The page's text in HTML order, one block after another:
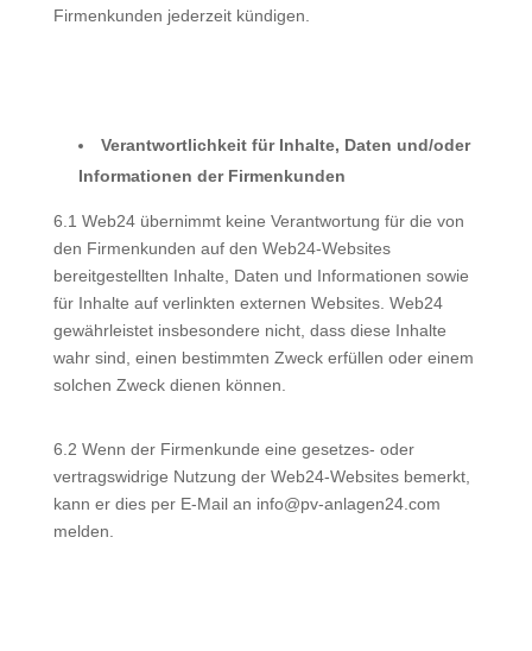
Firmenkunden jederzeit kündigen.
Verantwortlichkeit für Inhalte, Daten und/oder
Informationen der Firmenkunden
6.1 Web24 übernimmt keine Verantwortung für die von
den Firmenkunden auf den Web24-Websites
bereitgestellten Inhalte, Daten und Informationen sowie
für Inhalte auf verlinkten externen Websites. Web24
gewährleistet insbesondere nicht, dass diese Inhalte
wahr sind, einen bestimmten Zweck erfüllen oder einem
solchen Zweck dienen können.
6.2 Wenn der Firmenkunde eine gesetzes- oder
vertragswidrige Nutzung der Web24-Websites bemerkt,
kann er dies per E-Mail an info@pv-anlagen24.com
melden.